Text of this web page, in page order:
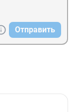
Отправить